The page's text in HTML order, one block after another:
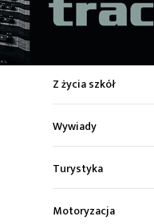
Z życia szkół
Wywiady
Turystyka
Motoryzacja